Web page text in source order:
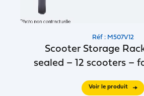
Réf : M507V12
Scooter Storage
sealed – 12 scooters –
Voir le produit